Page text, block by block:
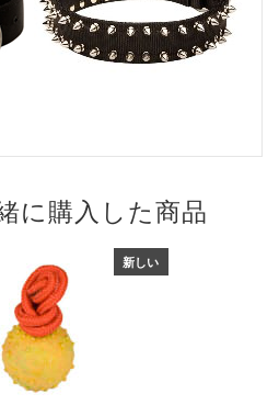
に購入した商品
新しい